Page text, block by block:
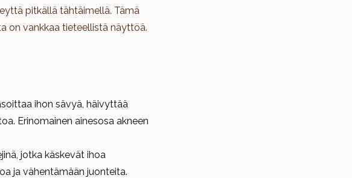
pitkällä tähtäimellä. Tämä
on vankkaa tieteellistä näyttöä.
ihon sävyä, häivyttää
Erinomainen ainesosa akneen
jotka käskevät ihoa
ja vähentämään juonteita.